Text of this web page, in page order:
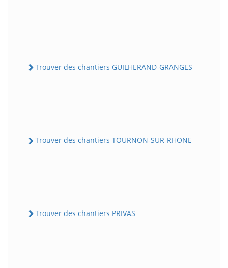
Trouver des chantiers GUILHERAND-GRANGES
Trouver des chantiers TOURNON-SUR-RHONE
Trouver des chantiers PRIVAS